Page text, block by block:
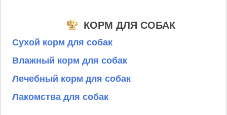
КОРМ ДЛЯ СОБАК
Сухой корм для собак
Влажный корм для собак
Лечебный корм для собак
Лакомства для собак